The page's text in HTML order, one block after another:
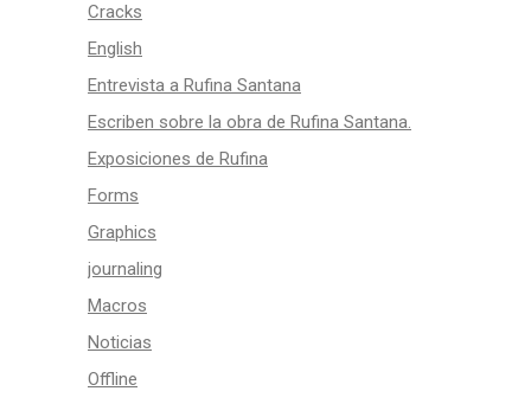
Cracks
English
Entrevista a Rufina Santana
Escriben sobre la obra de Rufina Santana.
Exposiciones de Rufina
Forms
Graphics
journaling
Macros
Noticias
Offline